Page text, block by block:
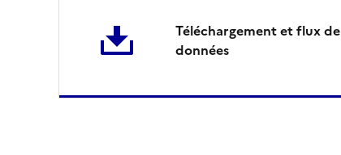
Téléchargement et flux de
données